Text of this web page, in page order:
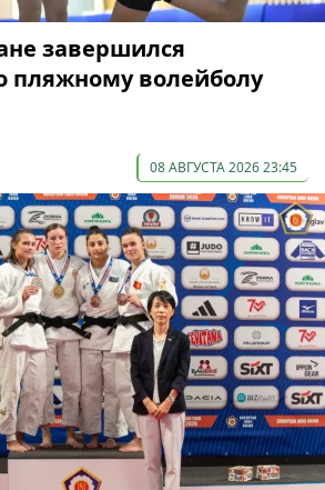
завершился
пляжному волейболу
08 АВГУСТА 2026 23:45